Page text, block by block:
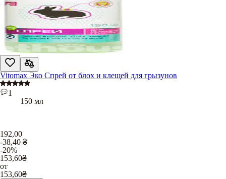
Vitomax Эко Спрей от блох и клещей для грызунов
1
150 мл
192,00
-38,40 ₴
-20%
153,60₴
от
153,60₴